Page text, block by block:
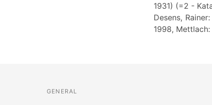
1931) (=2 -
Desens,
1998,
GENERAL